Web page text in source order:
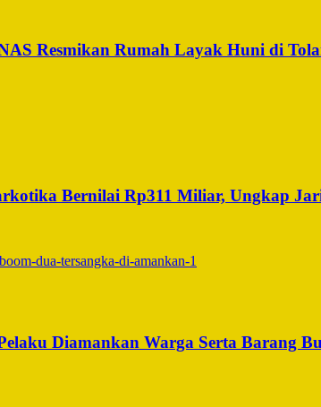
Resmikan Rumah Layak Huni di
Bernilai Rp311 Miliar, Ungkap
Diamankan Warga Serta Barang